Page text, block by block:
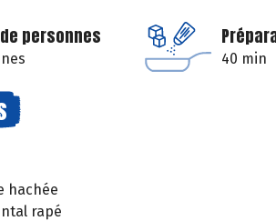
personnes
40 min
hachée
rapé